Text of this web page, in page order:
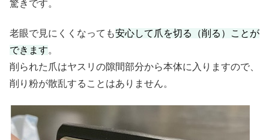
驚きです。
老眼で見にくくなっても安心して爪を切る（削る）ことが
できます。
削られた爪はヤスリの隙間部分から本体に入りますので、
削り粉が散乱することはありません。